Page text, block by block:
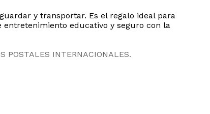
y transportar. Es el regalo ideal para
entretenimiento educativo y seguro con la
POSTALES INTERNACIONALES.